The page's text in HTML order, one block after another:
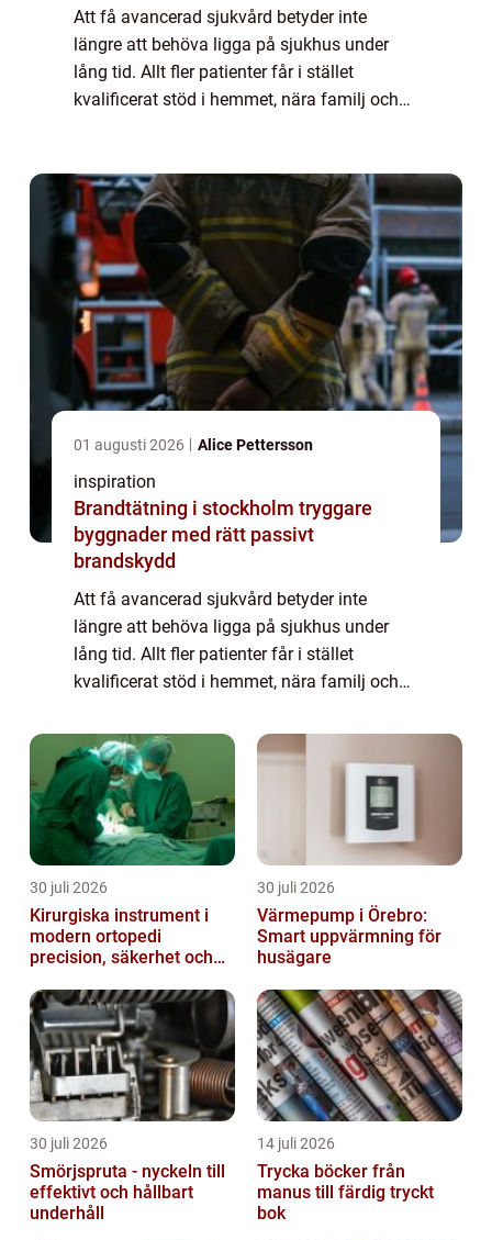
Att få avancerad sjukvård betyder inte
längre att behöva ligga på sjukhus under
lång tid. Allt fler patienter får i stället
kvalificerat stöd i hemmet, nära familj och
01 augusti 2026 Alice Pettersson
inspiration
Brandtätning i stockholm tryggare
byggnader med rätt passivt
brandskydd
Att få avancerad sjukvård betyder inte
längre att behöva ligga på sjukhus under
lång tid. Allt fler patienter får i stället
kvalificerat stöd i hemmet, nära familj och
har vuxit fram som ett viktigt komplement...
30 juli 2026
Kirurgiska instrument i
modern ortopedi
precision, säkerhet och
30 juli 2026
Värmepump i Örebro:
Smart uppvärmning för
husägare
30 juli 2026
Smörjspruta - nyckeln till
effektivt och hållbart
underhåll
14 juli 2026
Trycka böcker från
manus till färdig tryckt
bok